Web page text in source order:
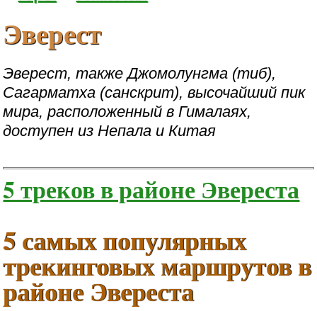
Эверест
Эверест, также Джомолунгма (тиб),
Сагарматха (санскрит), высочайший пик
мира, расположенный в Гималаях,
доступен из Непала и Китая
5 треков в районе Эвереста
5 самых популярных
трекинговых маршрутов в
районе Эвереста